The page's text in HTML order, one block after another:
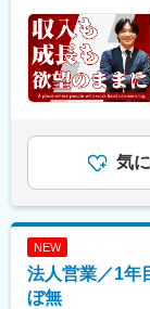
気
NEW
法人営業／1年
ぼ無